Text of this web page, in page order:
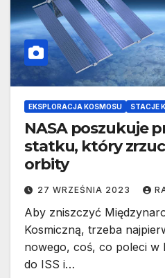
EKSPLORACJA KOSMOSU STACJE
NASA poszukuje
statku, który
orbity
27 WRZEŚNIA 2023
Aby zniszczyć
Kosmiczną, trzeba
nowego, coś, co poleci w
do ISS i…